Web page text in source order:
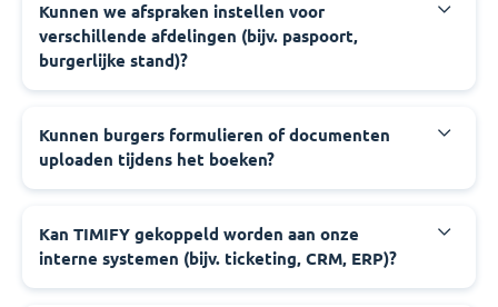
‍Kunnen we afspraken instellen voor
verschillende afdelingen (bijv. paspoort,
burgerlijke stand)?
‍Kunnen burgers formulieren of documenten
uploaden tijdens het boeken?
‍Kan TIMIFY gekoppeld worden aan onze
interne systemen (bijv. ticketing, CRM, ERP)?